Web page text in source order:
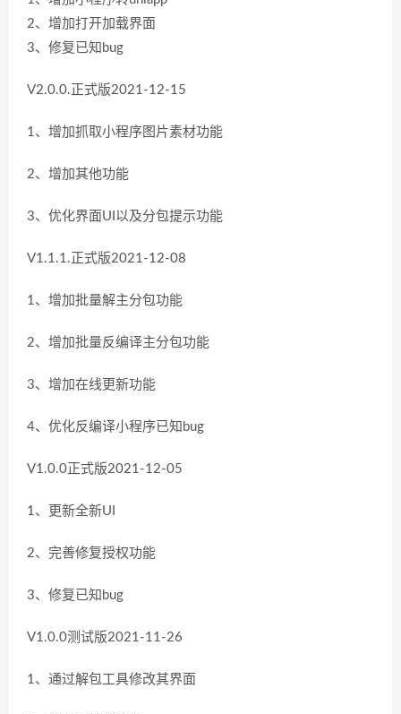
2、增加打开加载界面
3、修复已知bug
V2.0.0.正式版2021-12-15
1、增加抓取小程序图片素材功能
2、增加其他功能
3、优化界面UI以及分包提示功能
V1.1.1.正式版2021-12-08
1、增加批量解主分包功能
2、增加批量反编译主分包功能
3、增加在线更新功能
4、优化反编译小程序已知bug
V1.0.0正式版2021-12-05
1、更新全新UI
2、完善修复授权功能
3、修复已知bug
V1.0.0测试版2021-11-26
1、通过解包工具修改其界面